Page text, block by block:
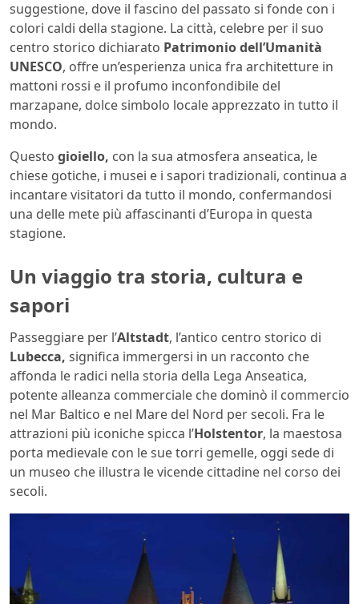
suggestione, dove il fascino del passato si fonde con i
colori caldi della stagione. La città, celebre per il suo
centro storico dichiarato Patrimonio dell’Umanità
UNESCO, offre un’esperienza unica fra architetture in
mattoni rossi e il profumo inconfondibile del
marzapane, dolce simbolo locale apprezzato in tutto il
mondo.
Questo gioiello, con la sua atmosfera anseatica, le
chiese gotiche, i musei e i sapori tradizionali, continua a
incantare visitatori da tutto il mondo, confermandosi
una delle mete più affascinanti d’Europa in questa
stagione.
Un viaggio tra storia, cultura e
sapori
Passeggiare per l’Altstadt, l’antico centro storico di
Lubecca, significa immergersi in un racconto che
affonda le radici nella storia della Lega Anseatica,
potente alleanza commerciale che dominò il commercio
nel Mar Baltico e nel Mare del Nord per secoli. Fra le
attrazioni più iconiche spicca l’Holstentor, la maestosa
porta medievale con le sue torri gemelle, oggi sede di
un museo che illustra le vicende cittadine nel corso dei
secoli.